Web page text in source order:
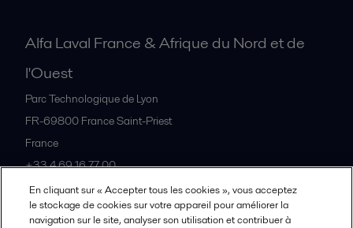
Alfa Laval France & Afrique du Nord et de
l'Ouest
Parc Technologique de Lyon
FR-69800 France Saint-Priest
France
+33 4 69 16 77 00
Tous les bureaux et partenaires
En cliquant sur « Accepter tous les cookies », vous acceptez
le stockage de cookies sur votre appareil pour améliorer la
navigation sur le site, analyser son utilisation et contribuer à